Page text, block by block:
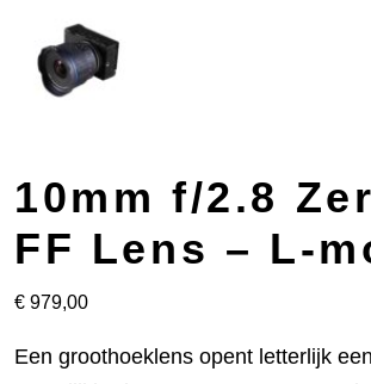
10mm f/2.8
FF Lens – L-
€ 979,00
Een groothoeklens opent letterlijk